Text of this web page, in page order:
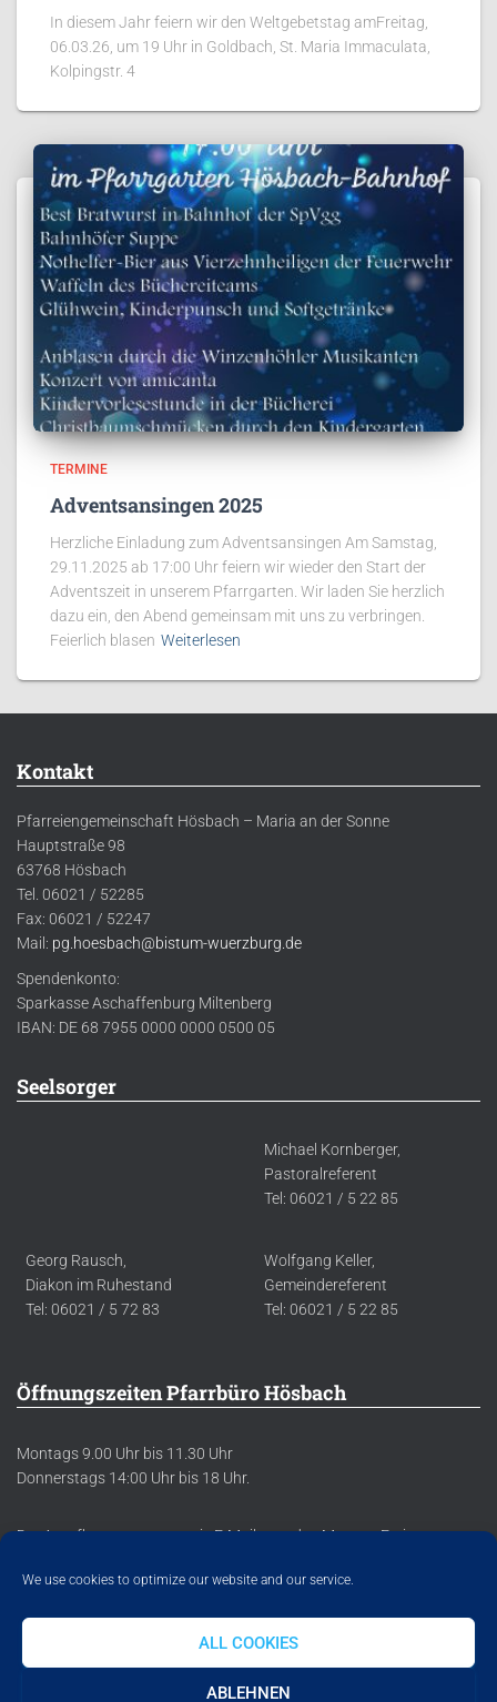
We use cookies to optimize our website and our service.
ALL COOKIES
ABLEHNEN
In diesem Jahr feiern wir den Weltgebetstag amFreitag,
06.03.26, um 19 Uhr in Goldbach, St. Maria Immaculata,
Kolpingstr. 4
TERMINE
Adventsansingen 2025
Herzliche Einladung zum Adventsansingen Am Samstag,
29.11.2025 ab 17:00 Uhr feiern wir wieder den Start der
Adventszeit in unserem Pfarrgarten. Wir laden Sie herzlich
dazu ein, den Abend gemeinsam mit uns zu verbringen.
Feierlich blasen Weiterlesen
Kontakt
Pfarreiengemeinschaft Hösbach – Maria an der Sonne
Hauptstraße 98
63768 Hösbach
Tel. 06021 / 52285
Fax: 06021 / 52247
Mail: pg.hoesbach@bistum-wuerzburg.de
Spendenkonto:
Sparkasse Aschaffenburg Miltenberg
IBAN: DE 68 7955 0000 0000 0500 05
Seelsorger
Michael Kornberger,
Pastoralreferent
Tel: 06021 / 5 22 85
Georg Rausch,
Diakon im Ruhestand
Tel: 06021 / 5 72 83
Wolfgang Keller,
Gemeindereferent
Tel: 06021 / 5 22 85
Öffnungszeiten Pfarrbüro Hösbach
Montags 9.00 Uhr bis 11.30 Uhr
Donnerstags 14:00 Uhr bis 18 Uhr.
Der Anrufbeantworter sowie E-Mails werden Montag-Freitag
DATENSCHUTZERKLÄRUNG IMPRESSUM COOKIE POLICY